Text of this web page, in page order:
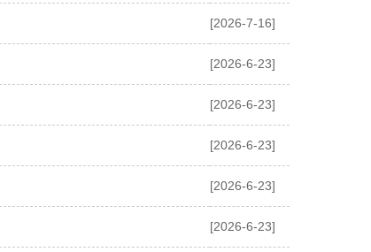
[2026-7-16]
[2026-6-23]
[2026-6-23]
[2026-6-23]
[2026-6-23]
[2026-6-23]